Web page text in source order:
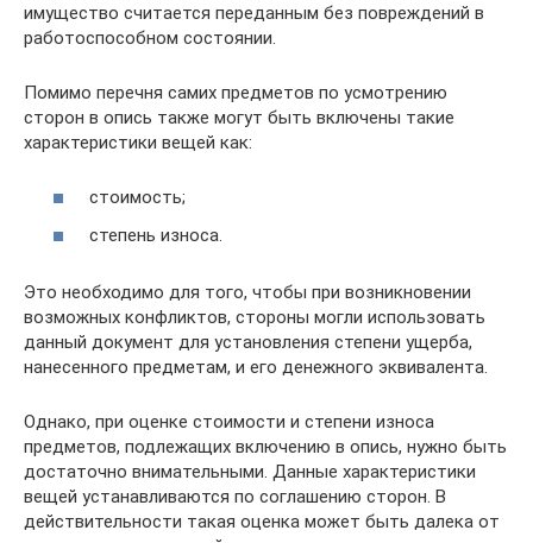
имущество считается переданным без повреждений в
работоспособном состоянии.
Помимо перечня самих предметов по усмотрению
сторон в опись также могут быть включены такие
характеристики вещей как:
стоимость;
степень износа.
Это необходимо для того, чтобы при возникновении
возможных конфликтов, стороны могли использовать
данный документ для установления степени ущерба,
нанесенного предметам, и его денежного эквивалента.
Однако, при оценке стоимости и степени износа
предметов, подлежащих включению в опись, нужно быть
достаточно внимательными. Данные характеристики
вещей устанавливаются по соглашению сторон. В
действительности такая оценка может быть далека от